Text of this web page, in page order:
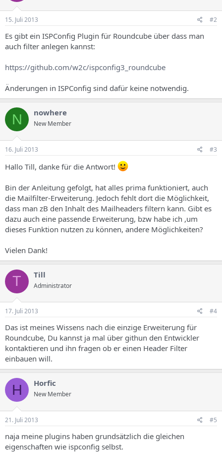
15. Juli 2013 #2
Es gibt ein ISPConfig Plugin für Roundcube über dass man
auch filter anlegen kannst:
https://github.com/w2c/ispconfig3_roundcube
Änderungen in ISPConfig sind dafür keine notwendig.
N nowhere
New Member
16. Juli 2013 #3
Hallo Till, danke für die Antwort!
Bin der Anleitung gefolgt, hat alles prima funktioniert, auch
die Mailfilter-Erweiterung. Jedoch fehlt dort die Möglichkeit,
dass man zB den Inhalt des Mailheaders filtern kann. Gibt es
dazu auch eine passende Erweiterung, bzw habe ich ,um
dieses Funktion nutzen zu können, andere Möglichkeiten?
Vielen Dank!
T Till
Administrator
17. Juli 2013 #4
Das ist meines Wissens nach die einzige Erweiterung für
Roundcube, Du kannst ja mal über githun den Entwickler
kontaktieren und ihn fragen ob er einen Header Filter
einbauen will.
H Horfic
New Member
21. Juli 2013 #5
naja meine plugins haben grundsätzlich die gleichen
eigenschaften wie ispconfig selbst.